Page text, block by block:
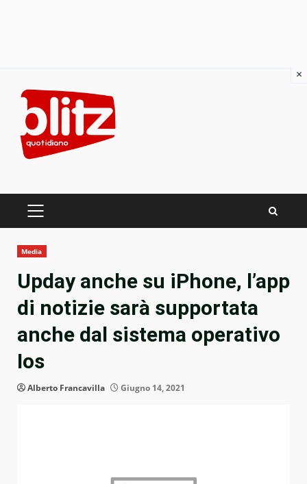
content
PRIMARY
Media
Upday anche su iPhone, l’app
di notizie sarà supportata
anche dal sistema operativo
Ios
Alberto Francavilla Giugno 14, 2021
×